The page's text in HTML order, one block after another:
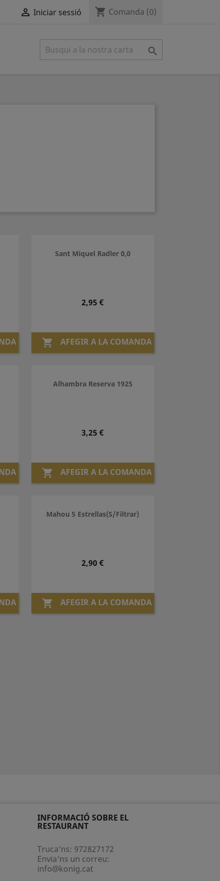
 Iniciar sessió shopping_cart Comanda (0)

Sant Miquel Radler 0,0
Preu
2,95 €
 AFEGIR A LA COMANDA
Alhambra Reserva 1925
Preu
3,25 €
 AFEGIR A LA COMANDA
Mahou 5 Estrellas(S/Filtrar)
Preu
2,90 €
 AFEGIR A LA COMANDA
INFORMACIÓ SOBRE EL
RESTAURANT
Truca'ns: 972827172
Envia'ns un correu:
info@konig.cat